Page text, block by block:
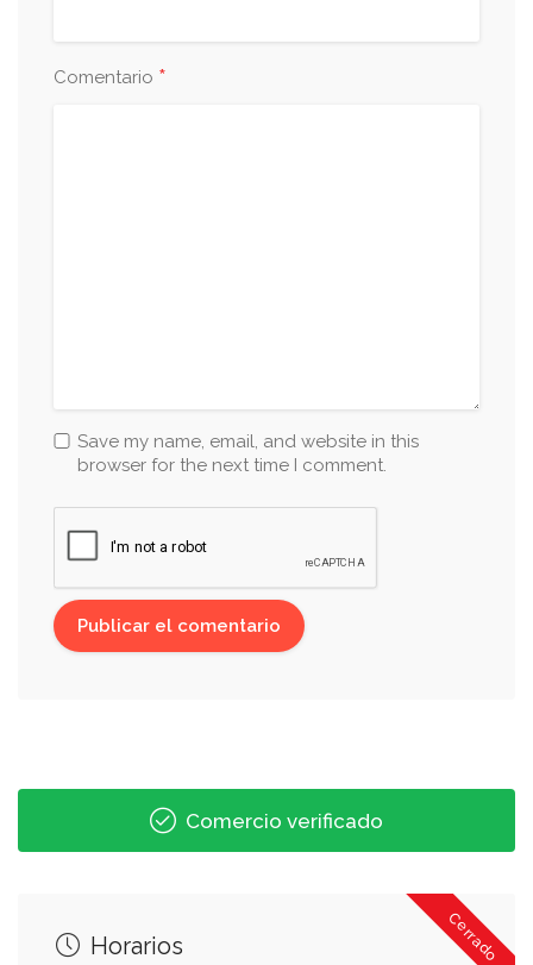
Comentario *
Save my name, email, and website in this
browser for the next time I comment.
Comercio verificado
Cerrado
Horarios